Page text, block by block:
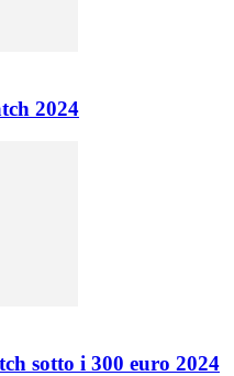
2024
sotto i 300 euro 2024